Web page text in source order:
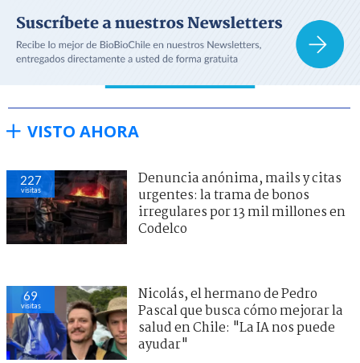
VISTO AHORA
227
visitas
Denuncia anónima, mails y citas
urgentes: la trama de bonos
irregulares por 13 mil millones en
Codelco
69
visitas
Nicolás, el hermano de Pedro
Pascal que busca cómo mejorar la
salud en Chile: "La IA nos puede
ayudar"